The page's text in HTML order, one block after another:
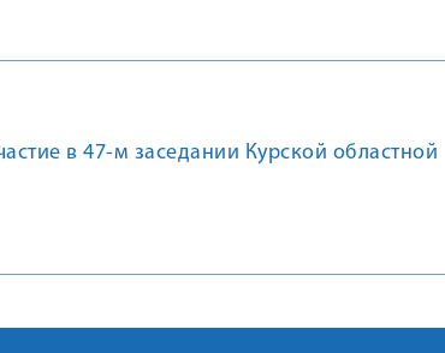
в 47-м заседании Курской областной